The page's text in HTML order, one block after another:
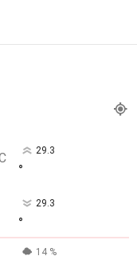
29.3
°
29.3
°
14 %